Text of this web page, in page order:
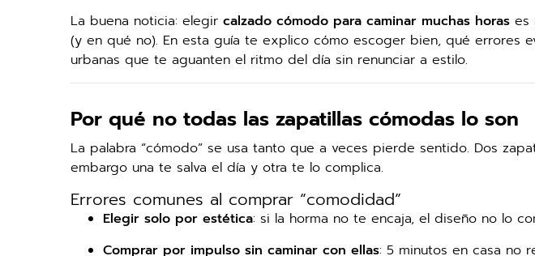
La buena noticia: elegir calzado cómodo para caminar muchas horas es
(y en qué no). En esta guía te explico cómo escoger bien, qué errores
urbanas que te aguanten el ritmo del día sin renunciar a estilo.
Por qué no todas las zapatillas cómodas lo son
La palabra “cómodo” se usa tanto que a veces pierde sentido. Dos
embargo una te salva el día y otra te lo complica.
Errores comunes al comprar “comodidad”
Elegir solo por estética: si la horma no te encaja, el diseño no lo
Comprar por impulso sin caminar con ellas: 5 minutos en casa no